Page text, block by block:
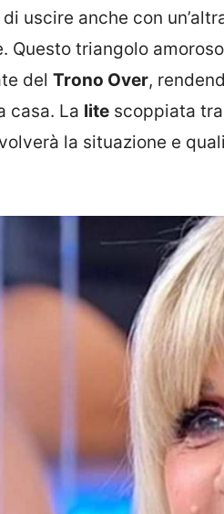
uscire anche con
Questo triangolo
del Trono Over,
casa. La lite scoppiata
la situazione e